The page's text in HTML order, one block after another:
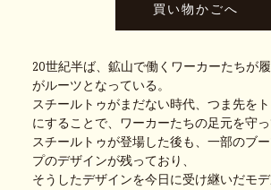
20世紀半ば、鉱山で働くワーカーたちが
がルーツとなっている。
スチールトゥがまだない時代、つま先を
にすることで、ワーカーたちの足元を守っ
スチールトゥが登場した後も、一部のブ
プのデザインが残っており、
そうしたデザインを今日に受け継いだモ